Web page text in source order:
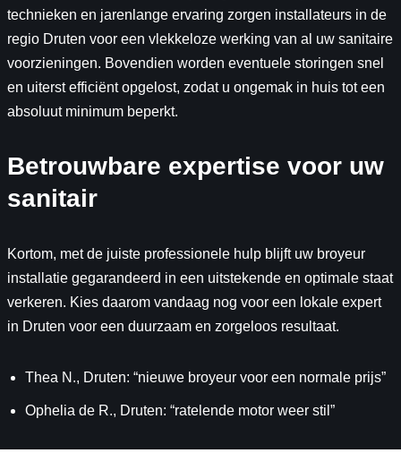
technieken en jarenlange ervaring zorgen installateurs in de
regio Druten voor een vlekkeloze werking van al uw sanitaire
voorzieningen. Bovendien worden eventuele storingen snel
en uiterst efficiënt opgelost, zodat u ongemak in huis tot een
absoluut minimum beperkt.
Betrouwbare expertise voor uw
sanitair
Kortom, met de juiste professionele hulp blijft uw broyeur
installatie gegarandeerd in een uitstekende en optimale staat
verkeren. Kies daarom vandaag nog voor een lokale expert
in Druten voor een duurzaam en zorgeloos resultaat.
Thea N., Druten: “nieuwe broyeur voor een normale prijs”
Ophelia de R., Druten: “ratelende motor weer stil”